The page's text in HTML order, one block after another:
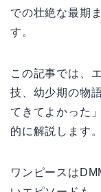
での壮絶な最期
す。
この記事では、
技、幼少期の物
てきてよかった
的に解説します。
ワンピースは